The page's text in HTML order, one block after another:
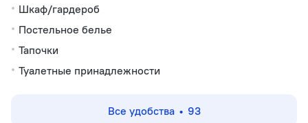
Шкаф/гардероб
Постельное белье
Тапочки
Туалетные принадлежности
Все удобства 93